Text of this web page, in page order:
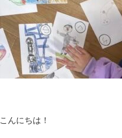
こんにちは！